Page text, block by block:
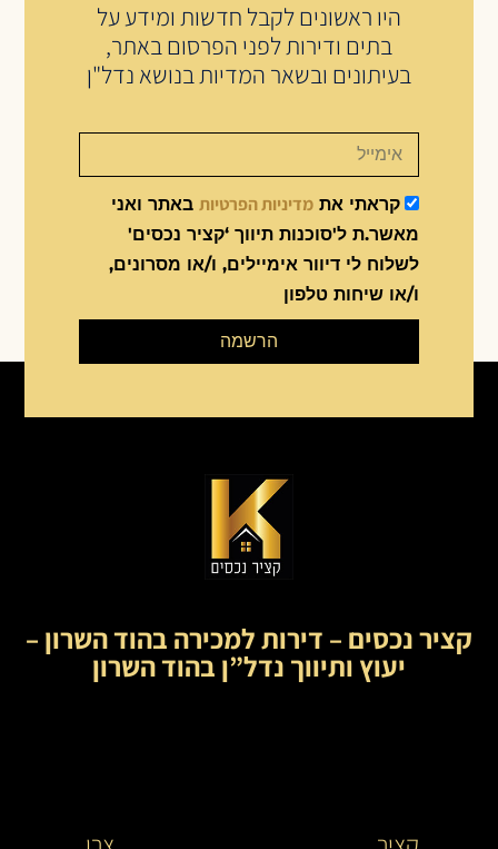
היו ראשונים לקבל חדשות ומידע על
בתים ודירות לפני הפרסום באתר,
בעיתונים ובשאר המדיות בנושא נדל"ן
קראתי את מדיניות הפרטיות באתר ואני
מאשר.ת ל'סוכנות תיווך ‘קציר נכסים'
לשלוח לי דיוור אימיילים, ו/או מסרונים,
ו/או שיחות טלפון
הרשמה
קציר נכסים – דירות למכירה בהוד השרון –
יעוץ ותיווך נדל”ן בהוד השרון